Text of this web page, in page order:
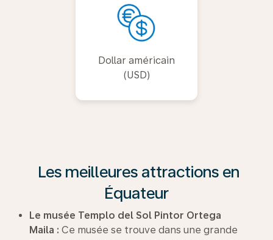
Dollar américain
(USD)
Les meilleures attractions en
Équateur
Le musée Templo del Sol Pintor Ortega
Maila : Ce musée se trouve dans une grande